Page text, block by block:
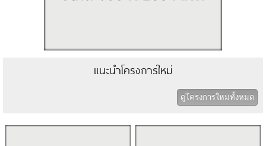
แนะนำโครงการใหม่
ดูโครงการใหม่ทั้งหมด